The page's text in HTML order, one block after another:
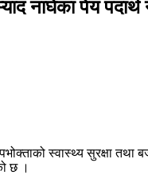
नाघेका पेय पदार्थ
स्वास्थ्य सुरक्षा
छ ।